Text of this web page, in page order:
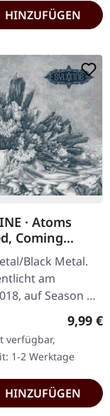
HINZUFÜGEN
· Atoms
Coming
| DIGIPAK CD
Black Metal.
am
auf Season Of
im DigiPak.
Aligned, Coming
von Sylvaine
9,99 €
verfügbar,
1-2 Werktage
HINZUFÜGEN